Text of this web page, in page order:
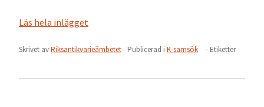
Läs hela inlägget
Skrivet avRiksantikvarieämbetet- Publicerad i K-samsök - Etiketter